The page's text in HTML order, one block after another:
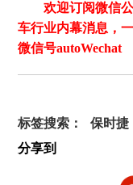
欢迎订阅微信
车行业内幕消息，
微信号autoWechat
标签搜索： 保时捷
分享到